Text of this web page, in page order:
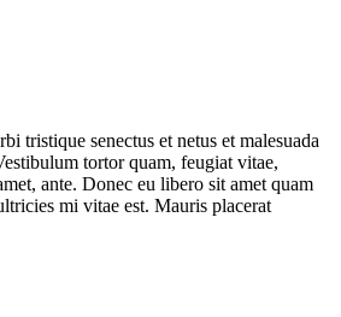
tristique senectus et netus et malesuada
tortor quam, feugiat vitae,
ante. Donec eu libero sit amet quam
mi vitae est. Mauris placerat